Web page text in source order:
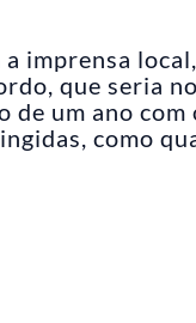
a imprensa
que seria
de um ano
como